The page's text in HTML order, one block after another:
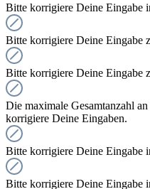
Bitte korrigiere Deine Eingabe
Bitte korrigiere Deine Eingabe
Bitte korrigiere Deine Eingabe
Die maximale Gesamtanzahl
korrigiere Deine Eingaben.
Bitte korrigiere Deine Eingabe
Bitte korrigiere Deine Eingabe